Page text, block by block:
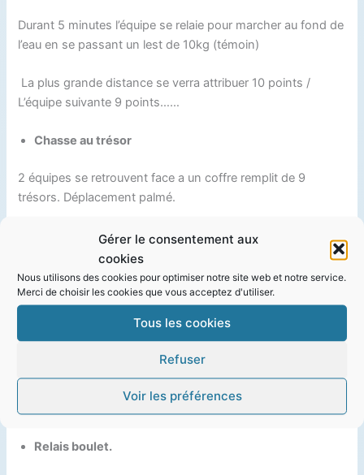
Gérer le consentement aux
cookies
Nous utilisons des cookies pour optimiser notre site web et notre service.
Merci de choisir les cookies que vous acceptez d'utiliser.
Tous les cookies
Refuser
Voir les préférences
Durant 5 minutes l’équipe se relaie pour marcher au fond de
l’eau en se passant un lest de 10kg (témoin)
La plus grande distance se verra attribuer 10 points /
L’équipe suivante 9 points……
Chasse au trésor
2 équipes se retrouvent face a un coffre remplit de 9
trésors. Déplacement palmé.
L’équipe qui rapporte 5 trésors au-delà du cerceau gagne
un point ( se joue en deux manches à la suite)
Tant va la cruche a l’air….
Le jeu consiste a écoper de l’air pour remplir un seau
renversé et lesté, possibilité de relais !
Celui qui fait remonter son seau en premier se voie attribué
10 points / Le second 9 points ….
Relais boulet.